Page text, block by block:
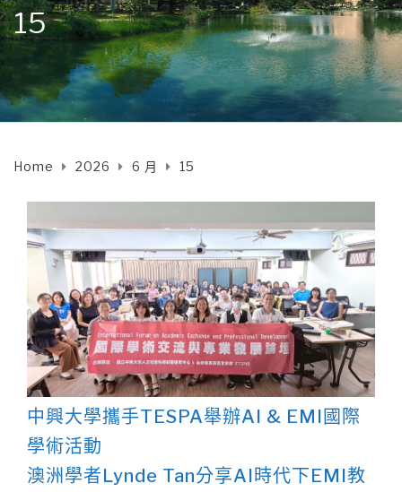
15
Home 2026 6 月 15
中興大學攜手TESPA舉辦AI & EMI國際
學術活動
澳洲學者Lynde Tan分享AI時代下EMI教